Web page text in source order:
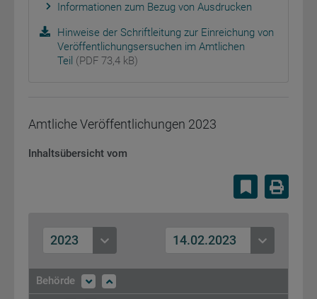
Informationen zum Bezug von Ausdrucken
Hinweise der Schriftleitung zur Einreichung von
Veröffentlichungsersuchen im Amtlichen
Teil (PDF 73,4 kB)
Amtliche Veröffentlichungen 2023
Inhaltsübersicht vom
2023 14.02.2023
Behörde